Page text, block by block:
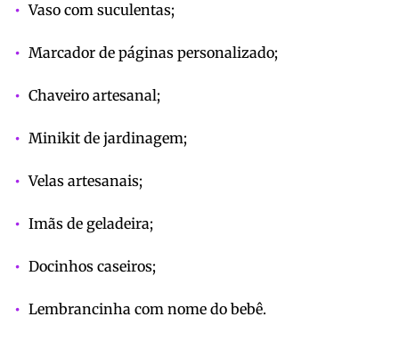
Vaso com suculentas;
Marcador de páginas personalizado;
Chaveiro artesanal;
Minikit de jardinagem;
Velas artesanais;
Imãs de geladeira;
Docinhos caseiros;
Lembrancinha com nome do bebê.